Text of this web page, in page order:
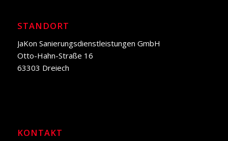
STANDORT
JaKon Sanierungsdienstleistungen GmbH
Otto-Hahn-Straße 16
63303 Dreiech
KONTAKT